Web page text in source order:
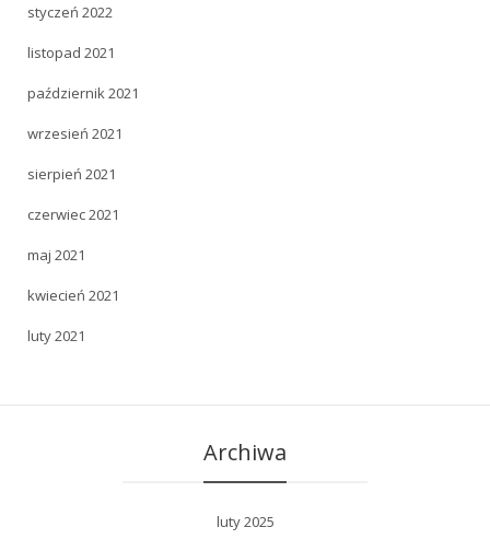
styczeń 2022
listopad 2021
październik 2021
wrzesień 2021
sierpień 2021
czerwiec 2021
maj 2021
kwiecień 2021
luty 2021
Archiwa
luty 2025